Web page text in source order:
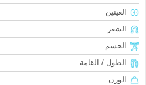
العينين
الشعر
الجسم
الطول / القامة
الوزن